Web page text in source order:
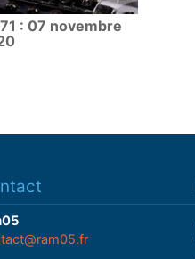
: 07 novembre